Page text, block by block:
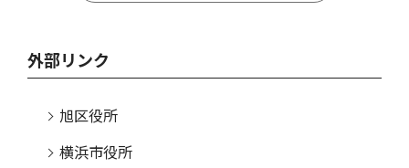
外部リンク
旭区役所
横浜市役所